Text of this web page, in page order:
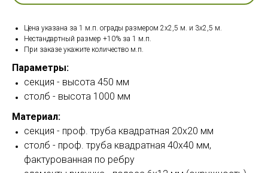
Цена указана за 1 м.п. ограды размером 2х2,5 м. и 3х2,5 м.
Нестандартный размер +10% за 1 м.п.
При заказе укажите количество м.п.
Параметры:
секция - высота 450 мм
столб - высота 1000 мм
Материал:
секция - проф. труба квадратная 20х20 мм
столб - проф. труба квадратная 40х40 мм,
фактурованная по ребру